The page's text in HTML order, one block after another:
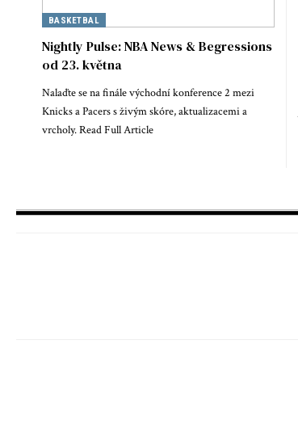
BASKETBAL
Nightly Pulse: NBA News & Begressions
od 23. května
Nalaďte se na finále východní konference 2 mezi
Knicks a Pacers s živým skóre, aktualizacemi a
vrcholy. Read Full Article